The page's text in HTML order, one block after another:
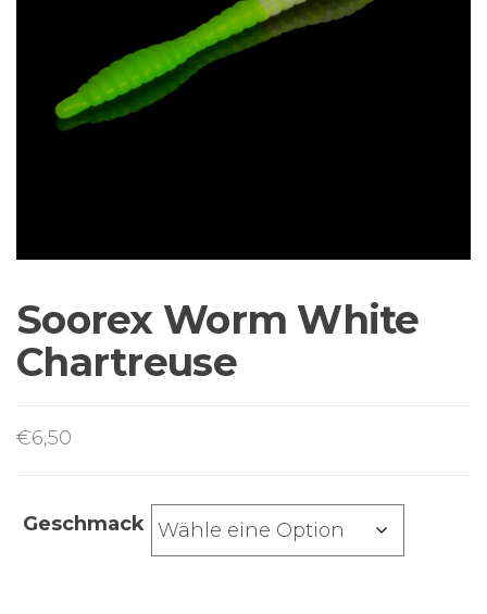
Sortiment Ruten,
Rollen und
Schnüre sowie
Zubehör für das
Brandungsangeln.
Soorex Worm White
Chartreuse
€6,50
Geschmack